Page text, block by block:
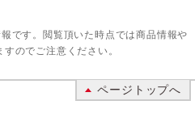
です。閲覧頂いた時点では商品情報や
のでご注意ください。
ページトップへ